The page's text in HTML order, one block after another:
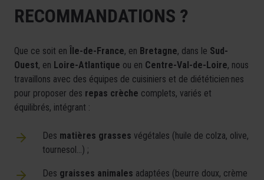
RECOMMANDATIONS ?
Que ce soit en Île-de-France, en Bretagne, dans le Sud-
Ouest, en Loire-Atlantique ou en Centre-Val-de-Loire, nous
travaillons avec des équipes de cuisiniers et de diététicien·nes
pour proposer des repas crèche complets, variés et
équilibrés, intégrant :
Des matières grasses végétales (huile de colza, olive,
tournesol…) ;
Des graisses animales adaptées (beurre doux, crème